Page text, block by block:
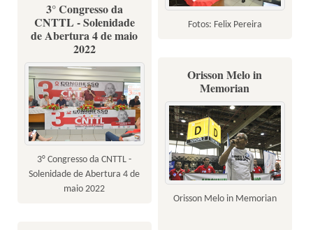
Fotos: Felix Pereira
3° Congresso da
CNTTL - Solenidade
de Abertura 4 de maio
2022
3° Congresso da CNTTL -
Solenidade de Abertura 4 de
maio 2022
Orisson Melo in
Memorian
Orisson Melo in Memorian